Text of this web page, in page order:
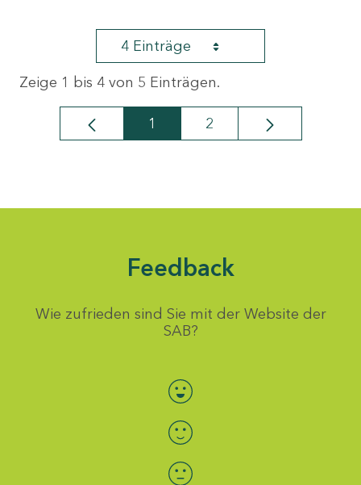
4 Einträge
Zeige 1 bis 4 von 5 Einträgen.
Seite
1 Seite
2
Feedback
Wie zufrieden sind Sie mit der Website der
SAB?
Bewertung auswählen